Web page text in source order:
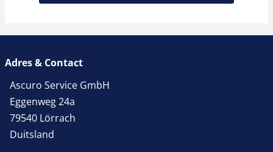
Adres & Contact
Ascuro Service GmbH
Eggenweg 24a
79540 Lörrach
Duitsland